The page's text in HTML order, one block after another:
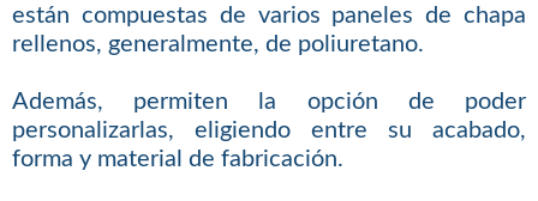
están compuestas de varios paneles de chapa
rellenos, generalmente, de poliuretano.
Además, permiten la opción de poder
personalizarlas, eligiendo entre su acabado,
forma y material de fabricación.